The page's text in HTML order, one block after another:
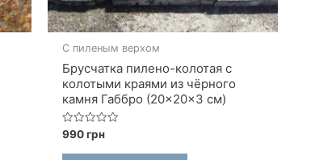
С пиленым верхом
Брусчатка пилено-колотая с
колотыми краями из чёрного
камня Габбро (20×20×3 см)
Оценка
из
990грн